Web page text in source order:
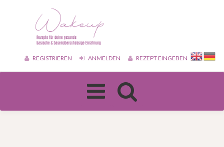
REGISTRIEREN ANMELDEN REZEPT EINGEBEN
Toggle
navigation